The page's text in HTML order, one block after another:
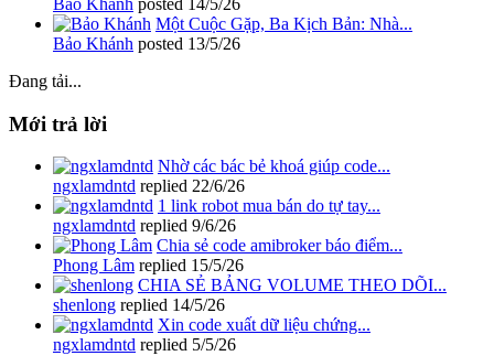
Bảo Khánh posted 14/5/26
Một Cuộc Gặp, Ba Kịch Bản: Nhà...
Bảo Khánh posted 13/5/26
Đang tải...
Mới trả lời
Nhờ các bác bẻ khoá giúp code...
ngxlamdntd replied 22/6/26
1 link robot mua bán do tự tay...
ngxlamdntd replied 9/6/26
Chia sẻ code amibroker báo điểm...
Phong Lâm replied 15/5/26
CHIA SẺ BẢNG VOLUME THEO DÕI...
shenlong replied 14/5/26
Xin code xuất dữ liệu chứng...
ngxlamdntd replied 5/5/26